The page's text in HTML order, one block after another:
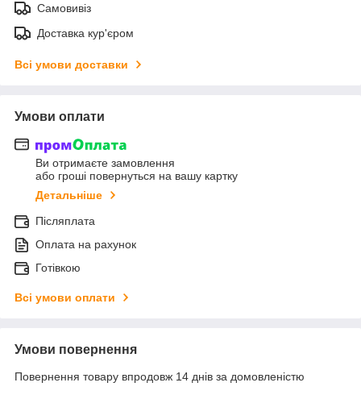
Самовивіз
Доставка кур'єром
Всі умови доставки
Умови оплати
Ви отримаєте замовлення
або гроші повернуться на вашу картку
Детальніше
Післяплата
Оплата на рахунок
Готівкою
Всі умови оплати
Умови повернення
Повернення товару впродовж 14 днів за домовленістю